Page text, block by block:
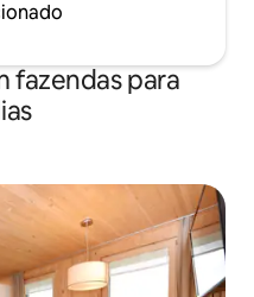
fazendas para